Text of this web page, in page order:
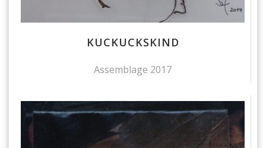
KUCKUCKSKIND
Assemblage 2017